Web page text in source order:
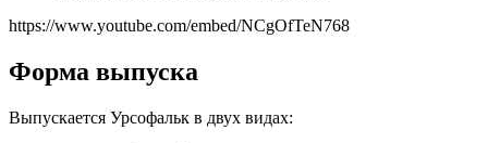
https://www.youtube.com/embed/NCgOfTeN768
Форма выпуска
Выпускается Урсофальк в двух видах: